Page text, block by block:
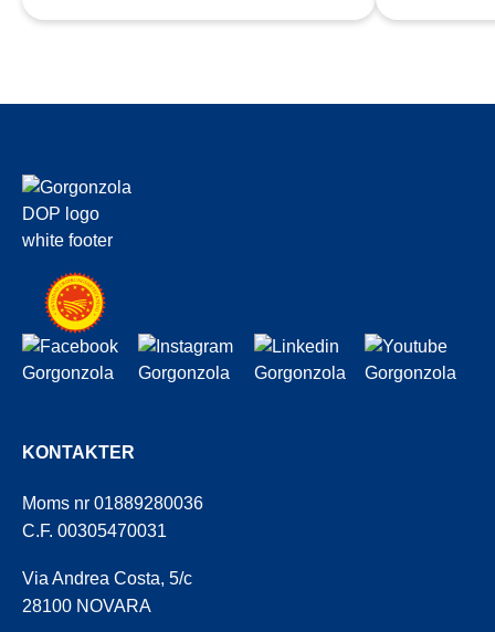
KONTAKTER
Moms nr 01889280036
C.F. 00305470031
Via Andrea Costa, 5/c
28100 NOVARA